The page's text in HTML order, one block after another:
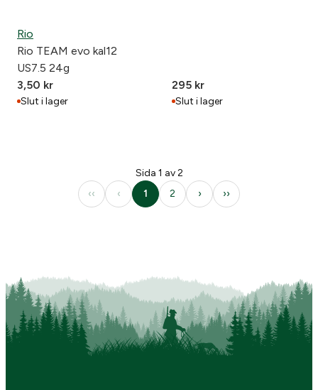
Rio
Rio TEAM evo kal12
US7.5 24g
3,50 kr
Slut i lager
295 kr
Slut i lager
Sida 1 av 2
‹‹
‹ 1 2 › ››